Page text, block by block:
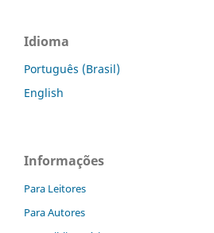
Idioma
Português (Brasil)
English
Informações
Para Leitores
Para Autores